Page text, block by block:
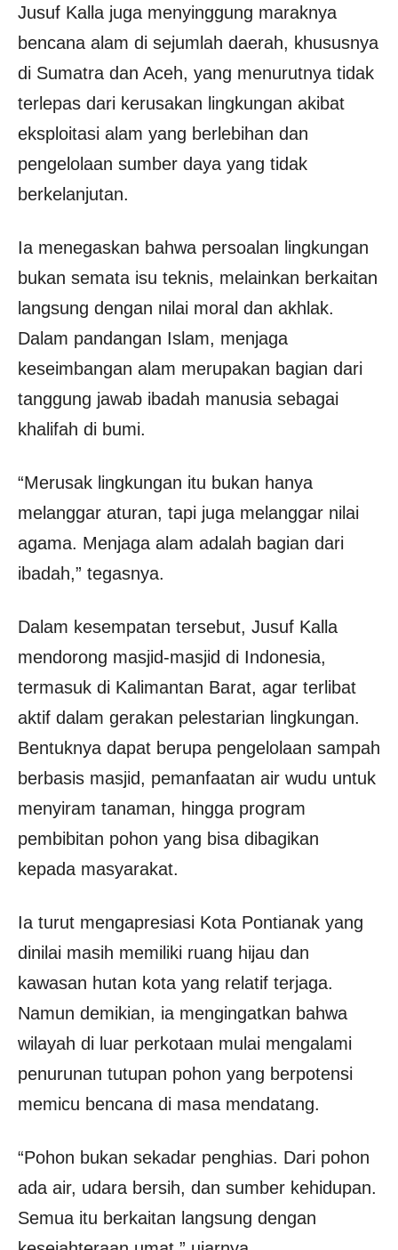
Jusuf Kalla juga menyinggung maraknya
bencana alam di sejumlah daerah, khususnya
di Sumatra dan Aceh, yang menurutnya tidak
terlepas dari kerusakan lingkungan akibat
eksploitasi alam yang berlebihan dan
pengelolaan sumber daya yang tidak
berkelanjutan.
Ia menegaskan bahwa persoalan lingkungan
bukan semata isu teknis, melainkan berkaitan
langsung dengan nilai moral dan akhlak.
Dalam pandangan Islam, menjaga
keseimbangan alam merupakan bagian dari
tanggung jawab ibadah manusia sebagai
khalifah di bumi.
“Merusak lingkungan itu bukan hanya
melanggar aturan, tapi juga melanggar nilai
agama. Menjaga alam adalah bagian dari
ibadah,” tegasnya.
Dalam kesempatan tersebut, Jusuf Kalla
mendorong masjid-masjid di Indonesia,
termasuk di Kalimantan Barat, agar terlibat
aktif dalam gerakan pelestarian lingkungan.
Bentuknya dapat berupa pengelolaan sampah
berbasis masjid, pemanfaatan air wudu untuk
menyiram tanaman, hingga program
pembibitan pohon yang bisa dibagikan
kepada masyarakat.
Ia turut mengapresiasi Kota Pontianak yang
dinilai masih memiliki ruang hijau dan
kawasan hutan kota yang relatif terjaga.
Namun demikian, ia mengingatkan bahwa
wilayah di luar perkotaan mulai mengalami
penurunan tutupan pohon yang berpotensi
memicu bencana di masa mendatang.
“Pohon bukan sekadar penghias. Dari pohon
ada air, udara bersih, dan sumber kehidupan.
Semua itu berkaitan langsung dengan